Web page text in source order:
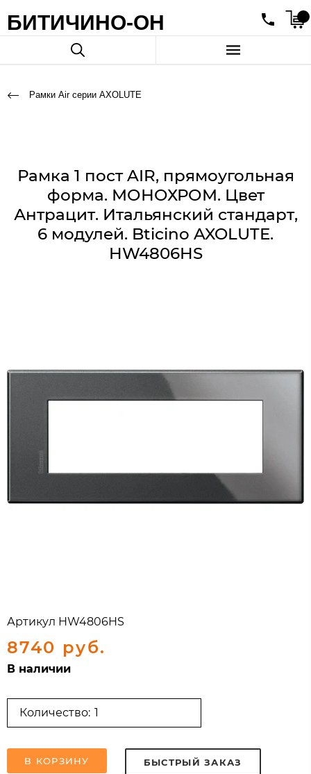
БИТИЧИНО-ОН
Рамки Air серии AXOLUTE
Рамка 1 пост AIR, прямоугольная
форма. МОНОХРОМ. Цвет
Антрацит. Итальянский стандарт,
6 модулей. Bticino AXOLUTE.
HW4806HS
Артикул HW4806HS
8740 руб.
В наличии
Количество:
В КОРЗИНУ БЫСТРЫЙ ЗАКАЗ